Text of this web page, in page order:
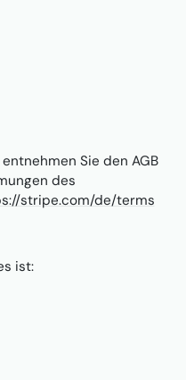
Sie den AGB
des
stripe.com/de/terms
ist: